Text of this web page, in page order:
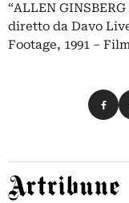
“ALLEN
diretto da Davo
Footage, 1991 –
Artribune